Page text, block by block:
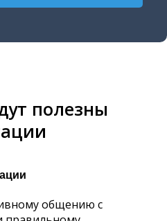
полезны
общению с